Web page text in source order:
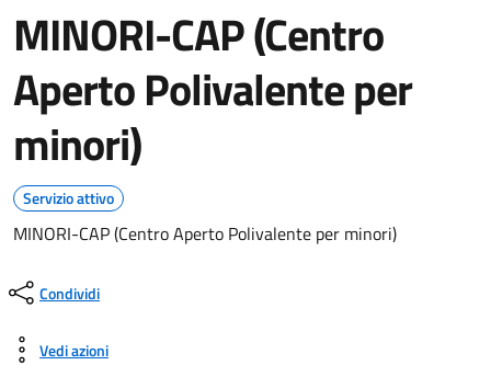
MINORI-CAP (Centro
Aperto Polivalente per
minori)
Servizio attivo
MINORI-CAP (Centro Aperto Polivalente per minori)
Condividi
Vedi azioni